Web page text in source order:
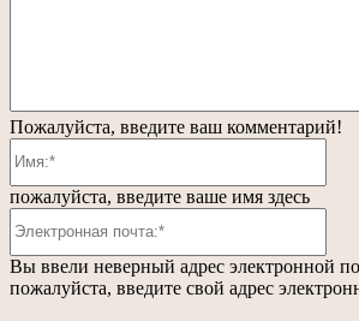
Пожалуйста, введите ваш комментарий!
пожалуйста, введите ваше имя здесь
Вы ввели неверный адрес электронной
пожалуйста, введите свой адрес